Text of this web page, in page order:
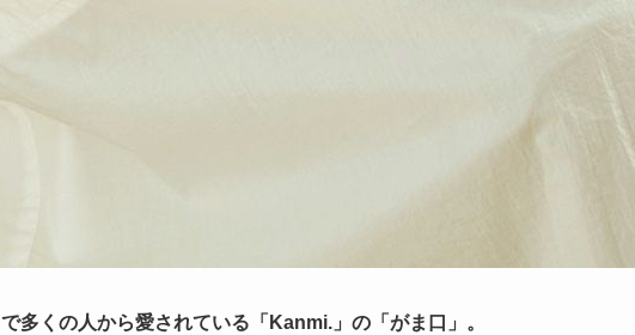
多くの人から愛されている「Kanmi.」の「がま口」。